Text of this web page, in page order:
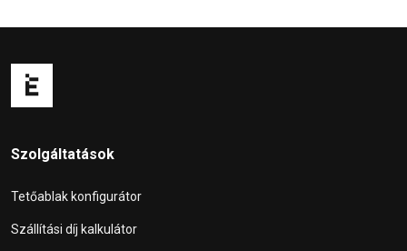
Szolgáltatások
Tetőablak konfigurátor
Szállítási díj kalkulátor